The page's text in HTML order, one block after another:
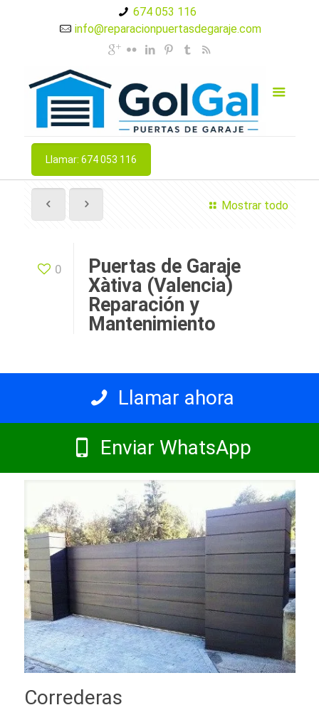
674 053 116
info@reparacionpuertasdegaraje.com
Llamar: 674 053 116
Mostrar todo
0
Puertas de Garaje
Xàtiva (Valencia)
Reparación y
Mantenimiento
Llamar ahora
Enviar WhatsApp
Correderas